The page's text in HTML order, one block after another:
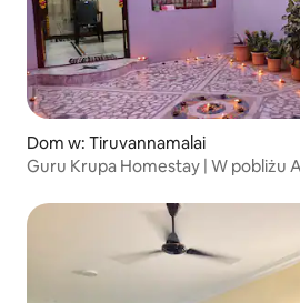
Dom w: Tiruvannamalai
Guru Krupa Homestay | W pobliżu